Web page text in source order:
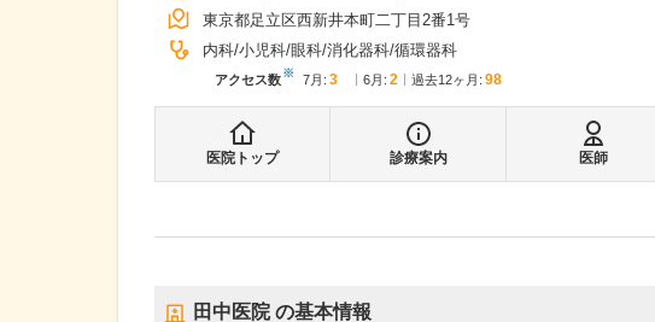
東京都足立区西新井本町二丁目2番1号
内科 小児科 眼科 消化器科 循環器科
アクセス数※ 7月 : 3 6月 : 2 過去12ヶ月: 98
医院トップ 診療案内 医師
田中医院の基本情報